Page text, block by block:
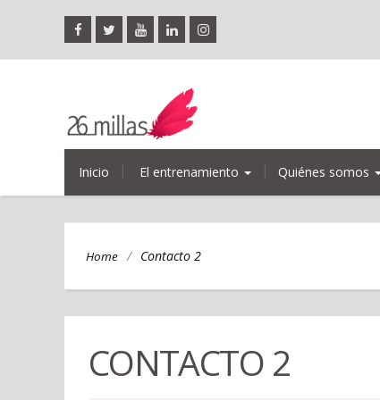
Inicio El entrenamiento Quiénes somos
Home / Contacto 2
CONTACTO 2